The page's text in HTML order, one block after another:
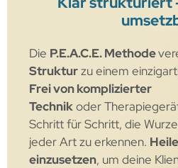
Die P.E.A.C.E. Methode
Strukturzu einem
Frei von komplizierter
Technikoder
Schritt für Schritt, die
jeder Art zu erkennen.
einzusetzen, um deine